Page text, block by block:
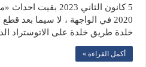
5 كانون الثاني
2020 في الواجهة ، لا سيما
خلدة طريق خلدة على الاتوستراد
أكمل القراءة »